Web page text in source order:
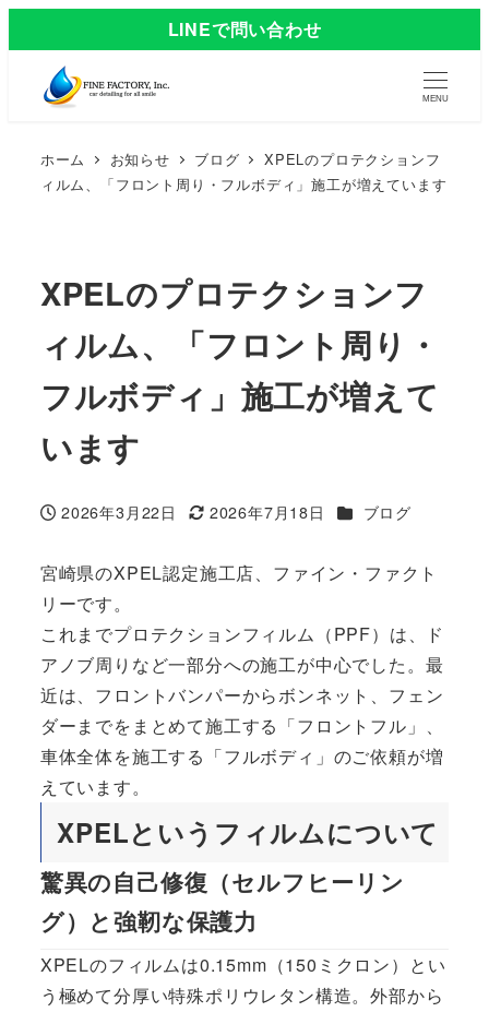
LINEで問い合わせ
MENU
ホーム お知らせ ブログ
XPELのプロテクションフ
ィルム、「フロント周り・フルボディ」施工が増えています
XPELのプロテクションフ
ィルム、「フロント周り・
フルボディ」施工が増えて
います
投稿日
2026年3月22日
更新日
2026年7月18日 カテゴリー
ブログ
宮崎県のXPEL認定施工店、ファイン・ファクト
リーです。
これまでプロテクションフィルム（PPF）は、ド
アノブ周りなど一部分への施工が中心でした。最
近は、フロントバンパーからボンネット、フェン
ダーまでをまとめて施工する「フロントフル」、
車体全体を施工する「フルボディ」のご依頼が増
えています。
XPELというフィルムについて
驚異の自己修復（セルフヒーリン
グ）と強靭な保護力
XPELのフィルムは0.15mm（150ミクロン）とい
う極めて分厚い特殊ポリウレタン構造。外部から